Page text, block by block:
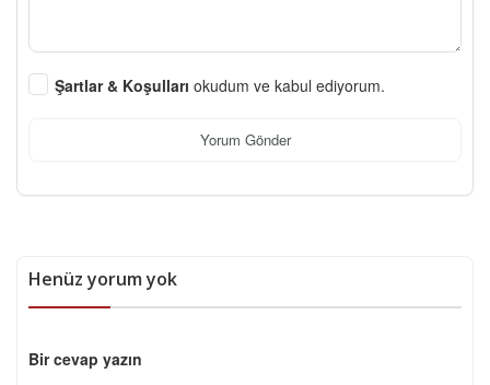
Şartlar & Koşulları okudum ve kabul ediyorum.
Yorum Gönder
Henüz yorum yok
Bir cevap yazın